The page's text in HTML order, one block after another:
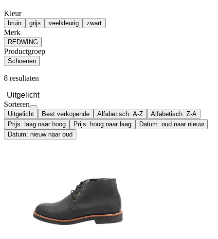
Kleur
bruin grijs veelkleurig zwart
Merk
REDWING
Productgroep
Schoenen
8 resultaten
Uitgelicht
Sorteren
Uitgelicht Best verkopende Alfabetisch: A-Z
Alfabetisch: Z-A
Prijs: laag naar hoog
Prijs: hoog naar laag
Datum: oud naar nieuw
Datum: nieuw naar oud